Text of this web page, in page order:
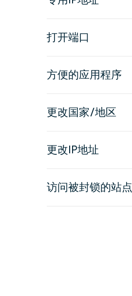
打开端口
方便的应用程序
更改国家/地区
更改IP地址
访问被封锁的站点